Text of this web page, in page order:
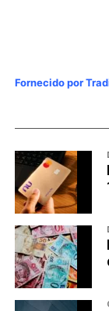
Fornecido por